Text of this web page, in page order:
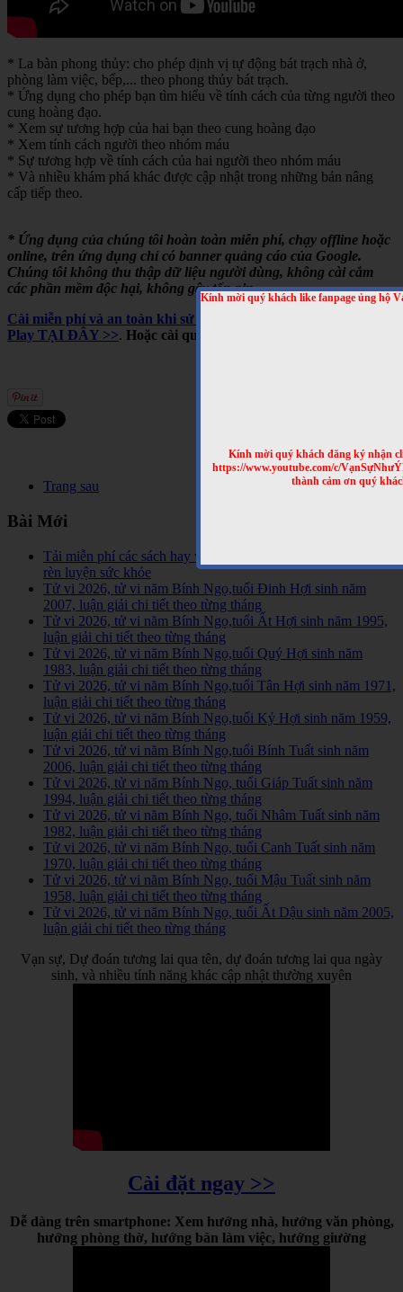
Kính mời quý khách like fanpage ủng hộ
Kính mời quý khách đăng ký nhận
https://www.youtube.com/c/
thành cảm ơn quý
* La bàn phong thủy: cho phép định vị tự động bát trạch nhà ở,
phòng làm việc, bếp,... theo phong thủy bát trạch.
* Ứng dụng cho phép bạn tìm hiểu về tính cách của từng người theo
cung hoàng đạo.
* Xem sự tương hợp của hai bạn theo cung hoàng đạo
* Xem tính cách người theo nhóm máu
* Sự tương hợp về tính cách của hai người theo nhóm máu
* Và nhiều khám phá khác được cập nhật trong những bản nâng
cấp tiếp theo.
* Ứng dụng của chúng tôi hoàn toàn miễn phí, chạy offline hoặc
online, trên ứng dụng chỉ có banner quảng cáo của Google.
Chúng tôi không thu thập dữ liệu người dùng, không cài cắm
các phần mềm độc hại, không gây tốn pin,...
Cài miễn phí và an toàn khi sử dụng cho Android, trên Google
Play TẠI ĐÂY >>. Hoặc cài qua mã QRCODE sau
Trang sau
Bài Mới
Tải miễn phí các sách hay về tinh hoa võ học trên Thế Giới,
rèn luyện sức khỏe
Tử vi 2026, tử vi năm Bính Ngọ,tuổi Đinh Hợi sinh năm
2007, luận giải chi tiết theo từng tháng
Tử vi 2026, tử vi năm Bính Ngọ,tuổi Ất Hợi sinh năm 1995,
luận giải chi tiết theo từng tháng
Tử vi 2026, tử vi năm Bính Ngọ,tuổi Quý Hợi sinh năm
1983, luận giải chi tiết theo từng tháng
Tử vi 2026, tử vi năm Bính Ngọ,tuổi Tân Hợi sinh năm 1971,
luận giải chi tiết theo từng tháng
Tử vi 2026, tử vi năm Bính Ngọ,tuổi Kỷ Hợi sinh năm 1959,
luận giải chi tiết theo từng tháng
Tử vi 2026, tử vi năm Bính Ngọ,tuổi Bính Tuất sinh năm
2006, luận giải chi tiết theo từng tháng
Tử vi 2026, tử vi năm Bính Ngọ, tuổi Giáp Tuất sinh năm
1994, luận giải chi tiết theo từng tháng
Tử vi 2026, tử vi năm Bính Ngọ, tuổi Nhâm Tuất sinh năm
1982, luận giải chi tiết theo từng tháng
Tử vi 2026, tử vi năm Bính Ngọ, tuổi Canh Tuất sinh năm
1970, luận giải chi tiết theo từng tháng
Tử vi 2026, tử vi năm Bính Ngọ, tuổi Mậu Tuất sinh năm
1958, luận giải chi tiết theo từng tháng
Tử vi 2026, tử vi năm Bính Ngọ, tuổi Ất Dậu sinh năm 2005,
luận giải chi tiết theo từng tháng
Vạn sự, Dự đoán tương lai qua tên, dự đoán tương lai qua ngày
sinh, và nhiều tính năng khác cập nhật thường xuyên
Cài đặt ngay >>
Dễ dàng trên smartphone: Xem hướng nhà, hướng văn phòng,
hướng phòng thờ, hướng bàn làm việc, hướng giường